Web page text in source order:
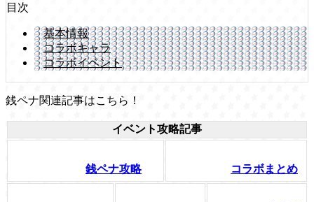
目次
基本情報
コラボキャラ
コラボイベント
銭ペナ関連記事はこちら！
イベント攻略記事
銭ペナ攻略 コラボまとめ